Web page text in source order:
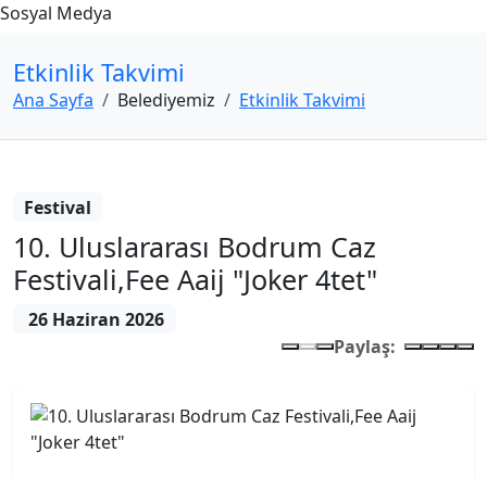
Sosyal Medya
Etkinlik Takvimi
Ana Sayfa Belediyemiz Etkinlik Takvimi
Festival
10. Uluslararası Bodrum Caz
Festivali,Fee Aaij "Joker 4tet"
26 Haziran 2026
Paylaş: